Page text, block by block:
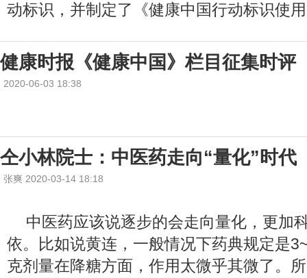
动标识，并制定了《健康中国行动标识使
健康时报《健康中国》栏目征集时评
2020-06-03 18:38
仝小林院士：中医药走向“量化”时代
张爽 2020-03-14 18:18
中医药应该说逐步的会走向量化，更加
依。比如说黄连，一般情况下药典规定是
克剂量在降糖方面，作用太微乎其微了。